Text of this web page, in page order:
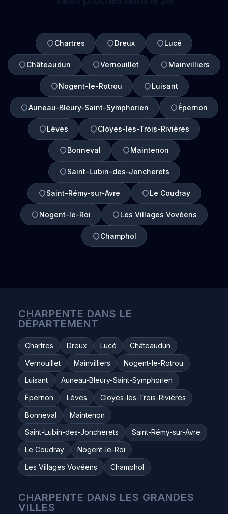
Chartres Dreux Lucé
Châteaudun Vernouillet Mainvilliers
Nogent-le-Rotrou Luisant
Auneau-Bleury-Saint-Symphorien Épernon
Lèves Cloyes-les-Trois-Rivières
Bonneval Maintenon
Saint-Lubin-des-Joncherets
Saint-Rémy-sur-Avre Le Coudray
Nogent-le-Roi Les Villages Vovéens
Champhol
CHARPENTE DANS LE
DÉPARTEMENT
Chartres Dreux Lucé
Châteaudun
Vernouillet
Mainvilliers
Nogent-le-Rotrou
Luisant
Auneau-Bleury-Saint-Symphorien
Épernon
Lèves
Cloyes-les-Trois-Rivières
Bonneval
Maintenon
Saint-Lubin-des-Joncherets
Saint-Rémy-sur-Avre
Le Coudray
Nogent-le-Roi
Les Villages Vovéens
Champhol
CHARPENTE DANS LES GRANDES
VILLES